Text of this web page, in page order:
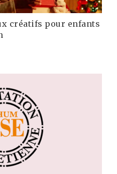
créatifs pour enfants